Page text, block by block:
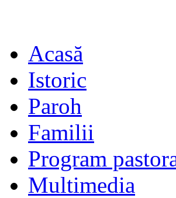
Acasă
Istoric
Paroh
Familii
Program
Multimedia